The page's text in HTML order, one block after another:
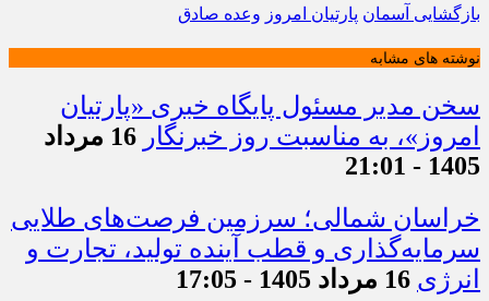
بازگشایی آسمان پارتیان امروز وعده صادق
نوشته های مشابه
سخن مدیر مسئول پایگاه خبری «پارتیان
امروز»، به مناسبت روز خبرنگار
16 مرداد
1405 - 21:01
خراسان شمالی؛ سرزمین فرصت‌های طلایی
سرمایه‌گذاری و قطب آینده تولید، تجارت و
انرژی 16 مرداد 1405 - 17:05